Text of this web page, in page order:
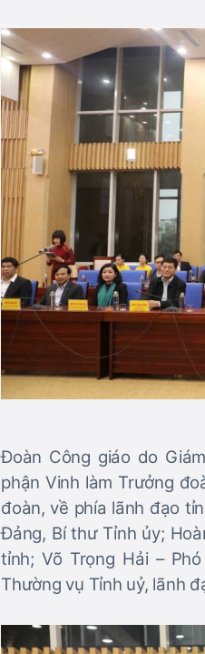
Đoàn Công giáo do
phận Vinh làm Trưởng
đoàn, về phía lãnh đạo
Đảng, Bí thư Tỉnh ủy;
tỉnh; Võ Trọng Hải –
Thường vụ Tỉnh uỷ, lãnh